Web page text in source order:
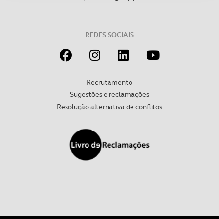
parceiros e organizações na UE e em países terceiros.
O ACP garantirá que as transferências internacionais de
consentimento e quando tal se afigure estritamente
Realçamos que o bloqueio de certo tipo de Cookies e
experiência de navegação no Website e nos serviços
REDES SOCIAIS
Recrutamento
Sugestões e reclamações
Resolução alternativa de conflitos